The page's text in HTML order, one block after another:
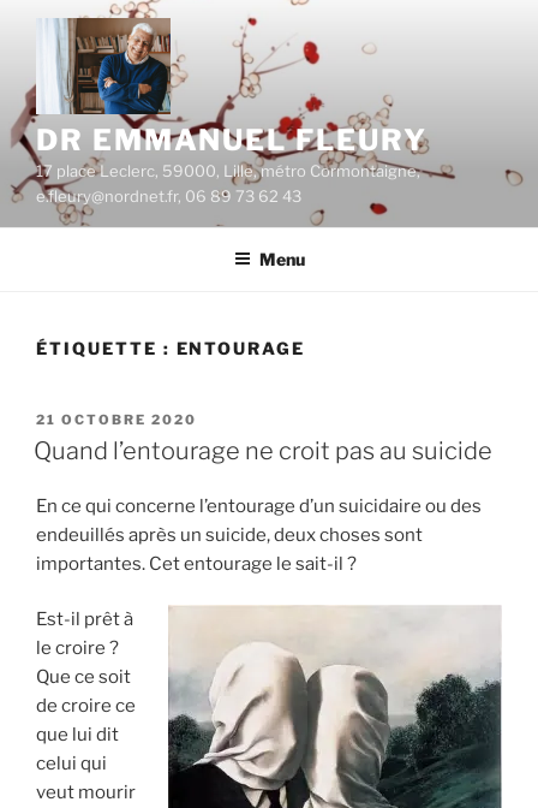
Aller
contenu
principal
DR EMMANUEL FLEURY
17 place Leclerc, 59000, Lille, métro Cormontaigne,
e.fleury@nordnet.fr, 06 89 73 62 43
Menu
ÉTIQUETTE : ENTOURAGE
PUBLIÉ
LE
21 OCTOBRE 2020
Quand l’entourage ne croit pas au suicide
En ce qui concerne l’entourage d’un suicidaire ou des
endeuillés après un suicide, deux choses sont
importantes. Cet entourage le sait-il ?
Est-il prêt à
le croire ?
Que ce soit
de croire ce
que lui dit
celui qui
veut mourir